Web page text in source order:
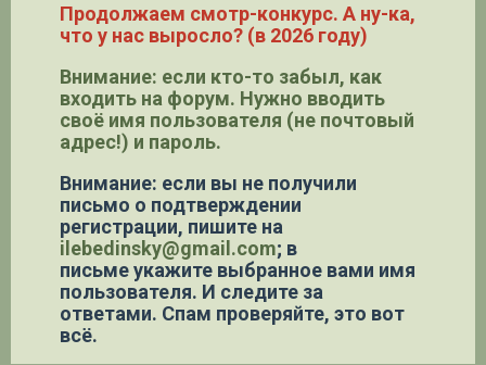
Продолжаем смотр-конкурс. А ну-ка,
что у нас выросло? (в 2026 году)
Внимание: если кто-то забыл, как
входить на форум. Нужно вводить
своё имя пользователя (не почтовый
адрес!) и пароль.
Внимание: если вы не получили
письмо о подтверждении
регистрации, пишите на
ilebedinsky@gmail.com; в
письме укажите выбранное вами имя
пользователя. И следите за
ответами. Спам проверяйте, это вот
всё.